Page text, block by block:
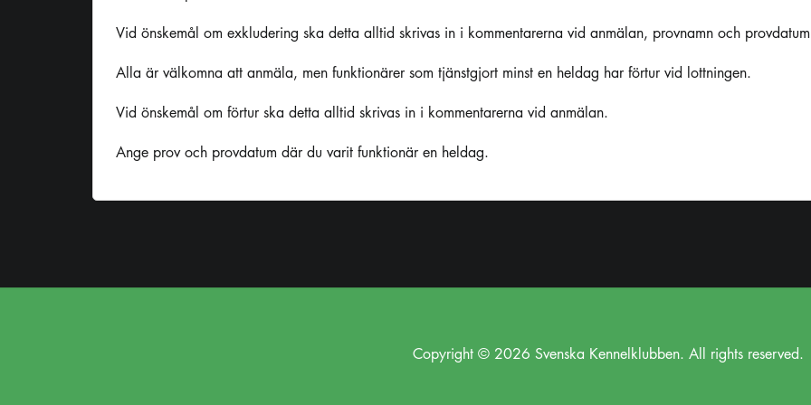
Vid önskemål om exkludering ska detta alltid skrivas in i kommentarerna vid anmälan, provnamn och
Alla är välkomna att anmäla, men funktionärer som tjänstgjort minst en heldag har förtur vid lottningen.
Vid önskemål om förtur ska detta alltid skrivas in i kommentarerna vid anmälan.
Ange prov och provdatum där du varit funktionär en heldag.
Copyright © 2026 Svenska Kennelklubben. All rights reserved.